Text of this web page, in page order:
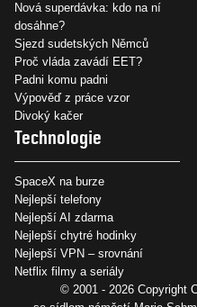
Nová superdávka: kdo na ní
dosáhne?
Sjezd sudetských Němců
Proč vláda zavádí EET?
Padni komu padni
Výpověď z práce vzor
Divoký kačer
Technologie
SpaceX na burze
Nejlepší telefony
Nejlepší AI zdarma
Nejlepší chytré hodinky
Nejlepší VPN – srovnání
Netflix filmy a seriály
© 2001 - 2026 Copyright